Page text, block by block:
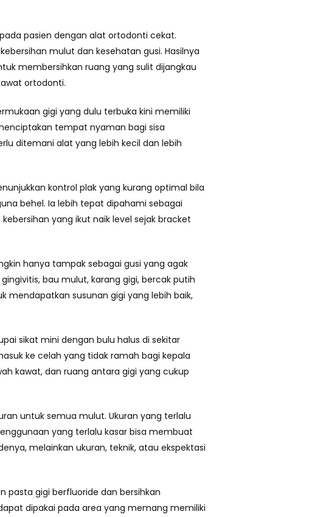
pasien dengan alat ortodonti cekat.
mulut dan kesehatan gusi. Hasilnya
membersihkan ruang yang sulit dijangkau
ortodonti.
gigi yang dulu terbuka kini memiliki
tempat nyaman bagi sisa
ditemani alat yang lebih kecil dan lebih
kontrol plak yang kurang optimal bila
behel. Ia lebih tepat dipahami sebagai
yang ikut naik level sejak bracket
hanya tampak sebagai gusi yang agak
bau mulut, karang gigi, bercak putih
mendapatkan susunan gigi yang lebih baik,
sikat mini dengan bulu halus di sekitar
ke celah yang tidak ramah bagi kepala
kawat, dan ruang antara gigi yang cukup
untuk semua mulut. Ukuran yang terlalu
yang terlalu kasar bisa membuat
melainkan ukuran, teknik, atau ekspektasi
pasta gigi berfluoride dan bersihkan
dipakai pada area yang memang memiliki